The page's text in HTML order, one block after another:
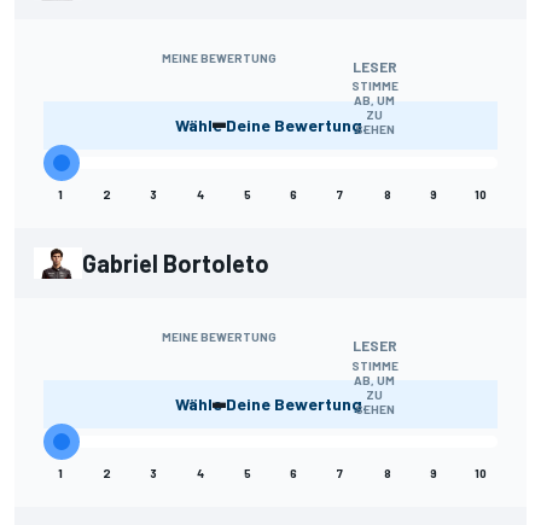
MEINE BEWERTUNG
-
LESER
STIMME
AB, UM
ZU
SEHEN
Wähle Deine Bewertung.
1 2 3 4 5 6 7 8 9 10
Gabriel Bortoleto
MEINE BEWERTUNG
-
LESER
STIMME
AB, UM
ZU
SEHEN
Wähle Deine Bewertung.
1 2 3 4 5 6 7 8 9 10